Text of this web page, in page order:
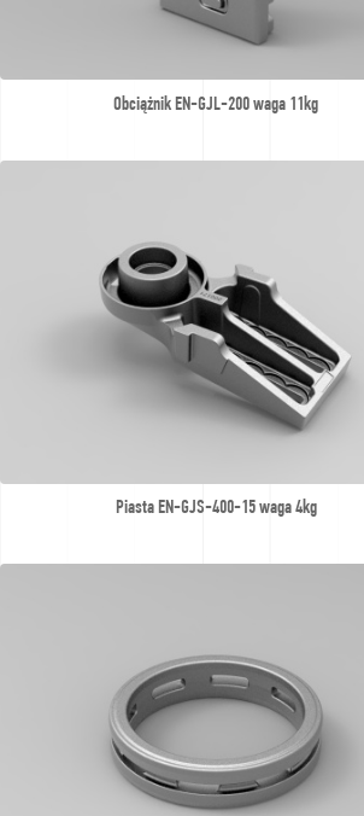
Obciążnik EN-GJL-200 waga 11kg
Piasta EN-GJS-400-15 waga 4kg